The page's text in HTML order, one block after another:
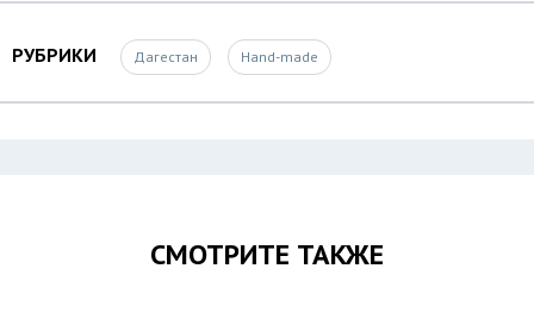
РУБРИКИ Дагестан Hand-made
СМОТРИТЕ ТАКЖЕ